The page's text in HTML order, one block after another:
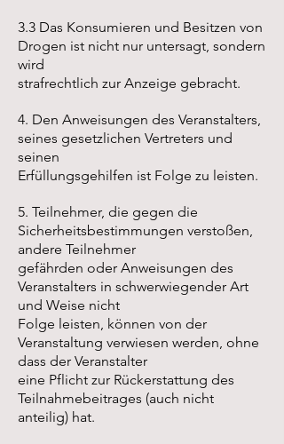
3.3 Das Konsumieren und Besitzen von
Drogen ist nicht nur untersagt, sondern
wird
strafrechtlich zur Anzeige gebracht.
4. Den Anweisungen des Veranstalters,
seines gesetzlichen Vertreters und
seinen
Erfüllungsgehilfen ist Folge zu leisten.
5. Teilnehmer, die gegen die
Sicherheitsbestimmungen verstoßen,
andere Teilnehmer
gefährden oder Anweisungen des
Veranstalters in schwerwiegender Art
und Weise nicht
Folge leisten, können von der
Veranstaltung verwiesen werden, ohne
dass der Veranstalter
eine Pflicht zur Rückerstattung des
Teilnahmebeitrages (auch nicht
anteilig) hat.